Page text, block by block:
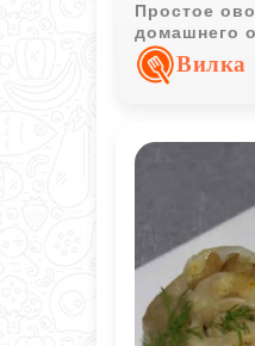
Простое
домашнего
Вилка